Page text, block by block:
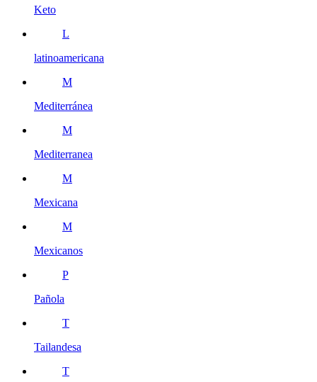
Keto
L
latinoamericana
M
Mediterránea
M
Mediterranea
M
Mexicana
M
Mexicanos
P
Pañola
T
Tailandesa
T